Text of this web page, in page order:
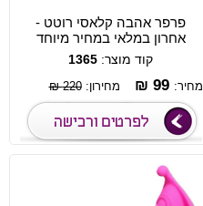
פרפר אהבה קלאסי רוטט -
אחרון במלאי במחיר מיוחד
קוד מוצר: 1365
מחיר: 99 ₪ מחירון:220 ₪